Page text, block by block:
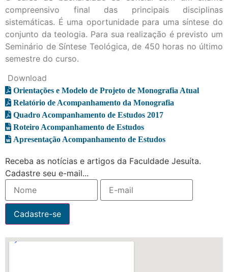
compreensivo final das principais disciplinas
sistemáticas. É uma oportunidade para uma síntese do
conjunto da teologia. Para sua realização é previsto um
Seminário de Síntese Teológica, de 450 horas no último
semestre do curso.
Download
Orientações e Modelo de Projeto de Monografia Atual
Relatório de Acompanhamento da Monografia
Quadro Acompanhamento de Estudos 2017
Roteiro Acompanhamento de Estudos
Apresentação Acompanhamento de Estudos
Receba as notícias e artigos da Faculdade Jesuíta.
Cadastre seu e-mail...